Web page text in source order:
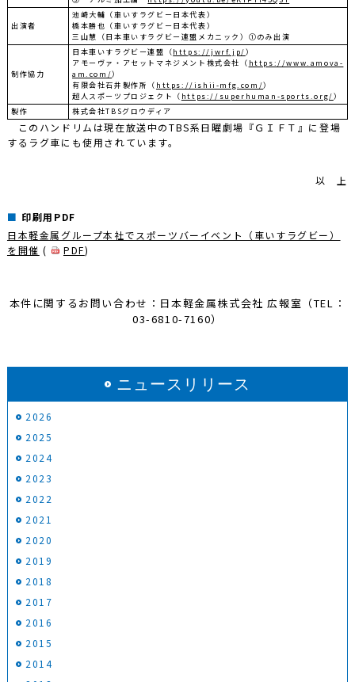
出演者
池崎大輔（車いすラグビー日本代表）
橋本勝也（車いすラグビー日本代表）
三山慧（日本車いすラグビー連盟メカニック）➀のみ出演
制作協力
日本車いすラグビー連盟（https://jwrf.jp/）
アモーヴァ・アセットマネジメント株式会社（ https://www.amova-
am.com/）
有限会社石井製作所（ https://ishii-mfg.com/）
超人スポーツプロジェクト（ https://superhuman-sports.org/）
製作
株式会社TBSグロウディア
このハンドリムは現在放送中のTBS系日曜劇場『ＧＩＦＴ』に登場
するラグ車にも使用されています。
以 上
印刷用PDF
日本軽金属グループ本社でスポーツバーイベント（車いすラグビー）
を開催 ( PDF)
本件に関するお問い合わせ：日本軽金属株式会社 広報室（TEL：
03-6810-7160）
ニュースリリース
2026
2025
2024
2023
2022
2021
2020
2019
2018
2017
2016
2015
2014